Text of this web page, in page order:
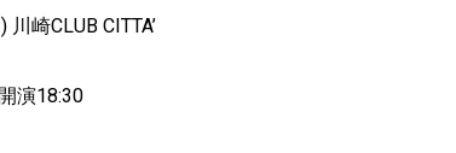
崎CLUB CITTA’
演18:30